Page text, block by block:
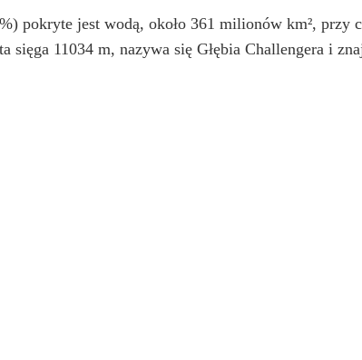
pokryte jest wodą, około 361 milionów km², przy
sięga 11034 m, nazywa się Głębia Challengera i